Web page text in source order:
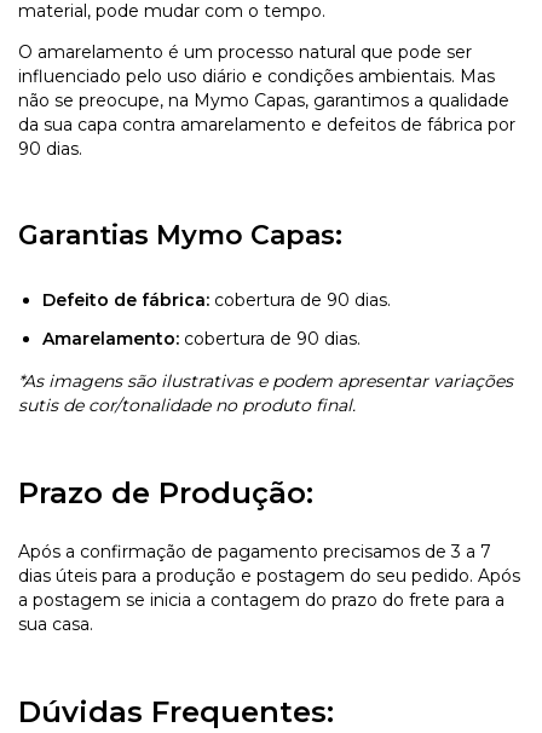
material, pode mudar com o tempo.
O amarelamento é um processo natural que pode ser
influenciado pelo uso diário e condições ambientais. Mas
não se preocupe, na Mymo Capas, garantimos a qualidade
da sua capa contra amarelamento e defeitos de fábrica por
90 dias.
Garantias Mymo Capas:
Defeito de fábrica: cobertura de 90 dias.
Amarelamento: cobertura de 90 dias.
*As imagens são ilustrativas e podem apresentar variações
sutis de cor/tonalidade no produto final.
Prazo de Produção:
Após a confirmação de pagamento precisamos de 3 a 7
dias úteis para a produção e postagem do seu pedido. Após
a postagem se inicia a contagem do prazo do frete para a
sua casa.
Dúvidas Frequentes: